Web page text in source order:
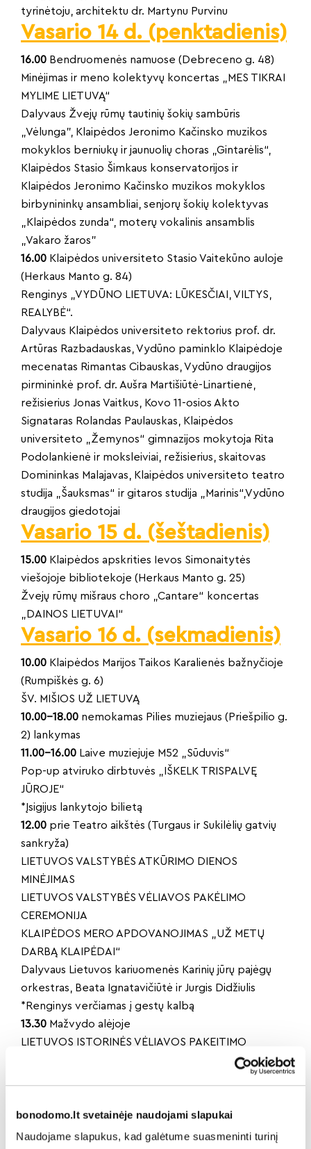
bonodomo.lt svetainėje naudojami slapukai
Naudojame slapukus, kad galėtume suasmeninti turinį
tyrinėtoju, architektu dr. Martynu Purvinu
Vasario 14 d. (penktadienis)
16.00 Bendruomenės namuose (Debreceno g. 48)
Minėjimas ir meno kolektyvų koncertas „MES TIKRAI
MYLIME LIETUVĄ“
Dalyvaus Žvejų rūmų tautinių šokių sambūris
„Vėlunga”, Klaipėdos Jeronimo Kačinsko muzikos
mokyklos berniukų ir jaunuolių choras „Gintarėlis“,
Klaipėdos Stasio Šimkaus konservatorijos ir
Klaipėdos Jeronimo Kačinsko muzikos mokyklos
birbynininkų ansambliai, senjorų šokių kolektyvas
„Klaipėdos zunda“, moterų vokalinis ansamblis
„Vakaro žaros”
16.00 Klaipėdos universiteto Stasio Vaitekūno auloje
(Herkaus Manto g. 84)
Renginys „VYDŪNO LIETUVA: LŪKESČIAI, VILTYS,
REALYBĖ“.
Dalyvaus Klaipėdos universiteto rektorius prof. dr.
Artūras Razbadauskas, Vydūno paminklo Klaipėdoje
mecenatas Rimantas Cibauskas, Vydūno draugijos
pirmininkė prof. dr. Aušra Martišiūtė-Linartienė,
režisierius Jonas Vaitkus, Kovo 11-osios Akto
Signataras Rolandas Paulauskas, Klaipėdos
universiteto „Žemynos“ gimnazijos mokytoja Rita
Podolankienė ir moksleiviai, režisierius, skaitovas
Domininkas Malajavas, Klaipėdos universiteto teatro
studija „Šauksmas“ ir gitaros studija „Marinis“,Vydūno
draugijos giedotojai
Vasario 15 d. (šeštadienis)
15.00 Klaipėdos apskrities Ievos Simonaitytės
viešojoje bibliotekoje (Herkaus Manto g. 25)
Žvejų rūmų mišraus choro „Cantare“ koncertas
„DAINOS LIETUVAI“
Vasario 16 d. (sekmadienis)
10.00 Klaipėdos Marijos Taikos Karalienės bažnyčioje
(Rumpiškės g. 6)
ŠV. MIŠIOS UŽ LIETUVĄ
10.00–18.00 nemokamas Pilies muziejaus (Priešpilio g.
2) lankymas
11.00–16.00 Laive muziejuje M52 „Sūduvis“
Pop-up atviruko dirbtuvės „IŠKELK TRISPALVĘ
JŪROJE“
*Įsigijus lankytojo bilietą
12.00 prie Teatro aikštės (Turgaus ir Sukilėlių gatvių
sankryža)
LIETUVOS VALSTYBĖS ATKŪRIMO DIENOS
MINĖJIMAS
LIETUVOS VALSTYBĖS VĖLIAVOS PAKĖLIMO
CEREMONIJA
KLAIPĖDOS MERO APDOVANOJIMAS „UŽ METŲ
DARBĄ KLAIPĖDAI“
Dalyvaus Lietuvos kariuomenės Karinių jūrų pajėgų
orkestras, Beata Ignatavičiūtė ir Jurgis Didžiulis
*Renginys verčiamas į gestų kalbą
13.30 Mažvydo alėjoje
LIETUVOS ISTORINĖS VĖLIAVOS PAKEITIMO
pajėgų Kovinių narų tarnybos kariai. Dalyvaus LK
Karinių jūrų pajėgų pučiamųjų orkestras, Klaipėdos